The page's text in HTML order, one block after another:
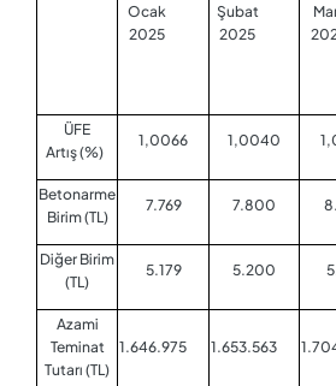
Ocak
2025
Şubat
2025
ÜFE
Artış (%)
1,0066 1,0040
Betonarme
Birim (TL)
7.769 7.800
Diğer Birim
(TL)
5.179 5.200
Azami
Teminat
Tutarı (TL)
1.646.975 1.653.563